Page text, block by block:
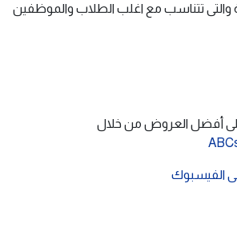
والتى تتناسب مع اغلب الطلاب والموظفين
على أفضل العروض من خلال
الفيسبوك